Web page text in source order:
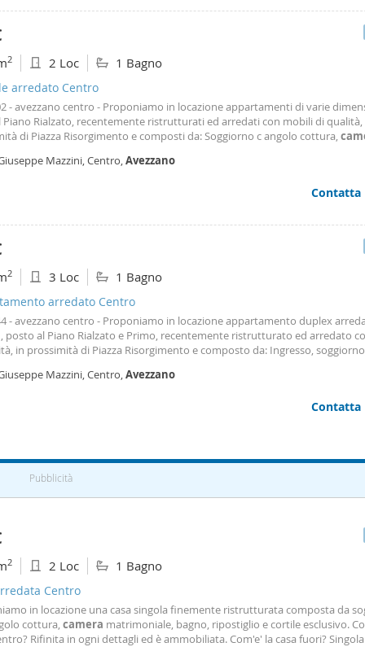
di analisi dei dati web, pubblicità e social media, i quali
che ha fornito loro o che hanno raccolto dal suo utilizzo
2 2 Loc 1 Bagno
arredato Centro
- avezzano centro - Proponiamo in locazione appartamenti di varie
Piano Rialzato, recentemente ristrutturati ed arredati con mobili di qualità,
di Piazza Risorgimento e composti da: Soggiorno c angolo cottura,
mese (no spese condominiali) si
Mazzini, Centro,Avezzano
Contatta
2 3 Loc 1 Bagno
arredato Centro
- avezzano centro - Proponiamo in locazione appartamento duplex
, posto al Piano Rialzato e Primo, recentemente ristrutturato ed arredato
in prossimità di Piazza Risorgimento e composto da: Ingresso,
(no spese
Mazzini, Centro,Avezzano
Contatta
Pubblicità
2 2 Loc 1 Bagno
Centro
in locazione una casa singola finemente ristrutturata composta da
cottura, camera matrimoniale, bagno, ripostiglio e cortile esclusivo.
Rifinita in ogni dettagli ed è ammobiliata. Com'e' la casa fuori?